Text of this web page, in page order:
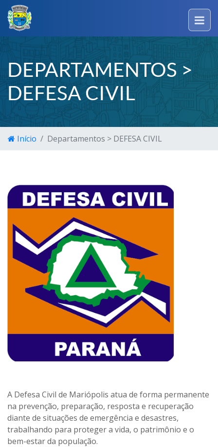
DEPARTAMENTOS >
DEFESA CIVIL
Início Departamentos > DEFESA CIVIL
A Defesa Civil de Mariópolis atua de forma permanente
na prevenção, preparação, resposta e recuperação
diante de situações de emergência e desastres,
trabalhando para proteger a vida, o patrimônio e o
bem-estar da população.